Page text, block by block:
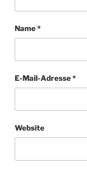
Name*
E-Mail-Adresse*
Website